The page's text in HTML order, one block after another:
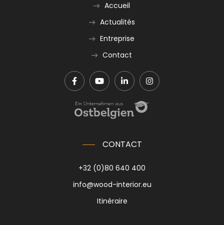
Accueil
Actualités
Entreprise
Contact
CONTACT
+32 (0)80 640 400
info@wood-interior.eu
Itinéraire